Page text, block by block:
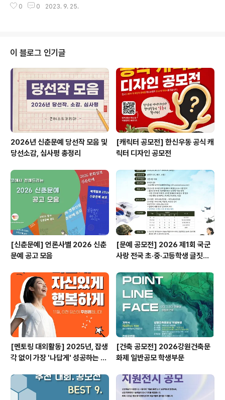
성하여 포스터(파일)을 담당자 이메일로 제출 1..
오매나를 활용한 독창적이고 창의적인 아이디어 작품으로,
릭터를 활용한 상품이어야 함 - 대량생산이 가능하고 가격
이 적정하여 시장성과 대중성이 있는 제품 - 제품과 포장이
하나의 세트로 구성된 제품(제품 이외의 판넬, 장식소품, 마
네킹 등은 접수받지 않음) - 제품 판매희망가 50,000원
(부가세 포함) 이하 - 패키지 제품의 경우, 단독으로도..
0 0 2023. 9. 25.
이 블로그 인기글
2026년 신춘문예 당선작 모음 및
당선소감, 심사평 총정리
[캐릭터 공모전] 한신우동 공식 캐
릭터 디자인 공모전
[신춘문예] 언론사별 2026 신춘
문예 공고 모음
[문예 공모전] 2026 제1회 국군
사랑 전국 초·중·고등학생 글짓기
[멘토링 대외활동] 2025년, 잡생
각 없이 가장 '나답게' 성공하는 법
[건축 공모전] 2026강원건축문
화제 일반공모 학생부문